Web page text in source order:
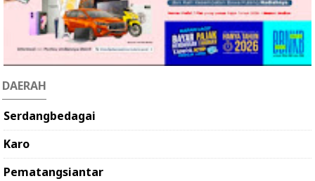
DAERAH
Serdangbedagai
Karo
Pematangsiantar